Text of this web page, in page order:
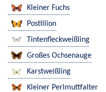
Kleiner Fuchs
Postillion
Tintenfleckweißling
Großes Ochsenauge
Karstweißling
Kleiner Perlmuttfalter